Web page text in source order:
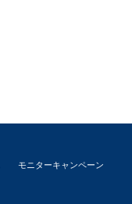
モニターキャンペーン